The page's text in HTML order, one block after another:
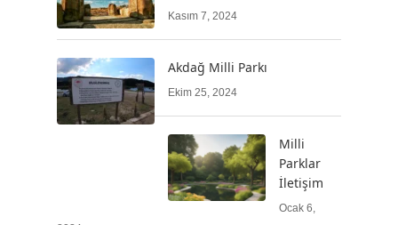
Kasım 7, 2024
Akdağ Milli Parkı
Ekim 25, 2024
Milli
Parklar
İletişim
Ocak 6,